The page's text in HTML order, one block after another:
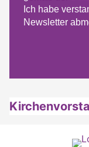
Ich habe
Newsletter